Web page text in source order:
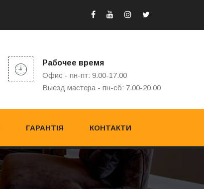
Рабочее время
Офис - пн-пт: 9.00-17.00
Выезд мастера - пн-сб: 7.00-20.00
ГАРАНТІЯ КОНТАКТИ